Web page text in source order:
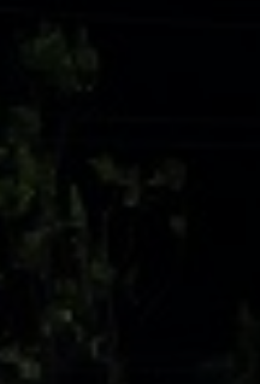
10мм H-300мм ФЛ
CRANELED